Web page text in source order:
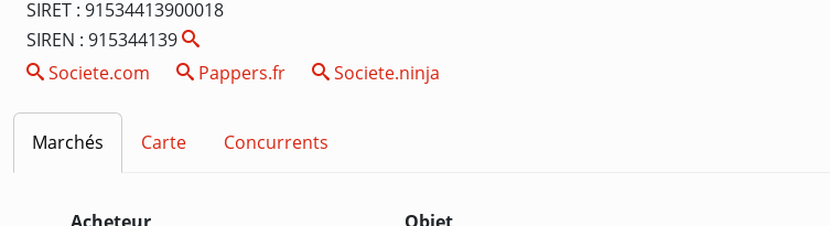
SIRET : 91534413900018
SIREN : 915344139
Societe.com
Pappers.fr Societe.ninja
Marchés Carte Concurrents
Acheteur Objet